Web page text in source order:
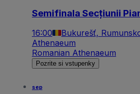
Semifinala Secțiunii
16:00 Bukurešť,
Athenaeum
Romanian Athenaeum
Pozrite si vstupenky
sep